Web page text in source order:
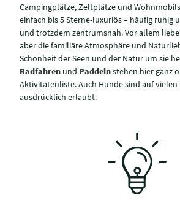
Campingplätze, Zeltplätze und
einfach bis 5 Sterne-luxuriös – häufig ruhig
und trotzdem zentrumsnah. Vor allem
aber die familiäre Atmosphäre und
Schönheit der Seen und der Natur um sie
Radfahren und Paddelnstehen hier ganz
Aktivitätenliste. Auch Hunde sind auf vielen
ausdrücklich erlaubt.